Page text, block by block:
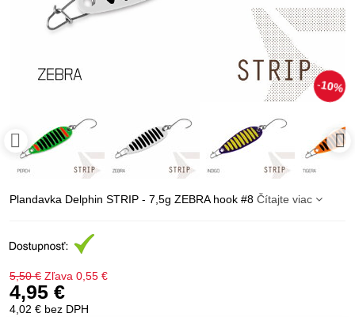
10%
Plandavka Delphin STRIP - 7,5g ZEBRA hook #8 Čítajte viac
5,50 € Zľava 0,55 €
4,95 €
4,02 € bez DPH